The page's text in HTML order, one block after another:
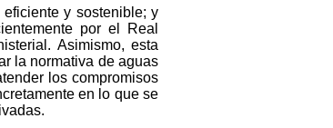
y sostenible; y
por el Real
Asimismo, esta
la normativa de aguas
los compromisos
en lo que se